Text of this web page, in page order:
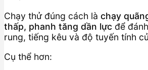
Chạy thử đúng cách là chạy
thấp, phanh tăng dần lực để
rung, tiếng kêu và độ tuyến tính
Cụ thể hơn: